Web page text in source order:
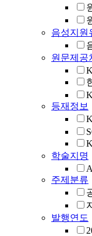
음성지원
원문제공
등재정보
학술지명
주제분류
발행연도